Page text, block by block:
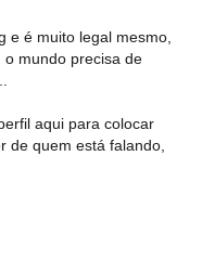
e é muito legal mesmo,
o mundo precisa de
aqui para colocar
de quem está falando,